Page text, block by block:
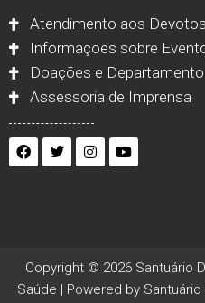
Atendimento aos Devotos
Informações sobre
Doações e
Assessoria de Imprensa
Copyright © 2026 Santuário
Saúde | Powered by